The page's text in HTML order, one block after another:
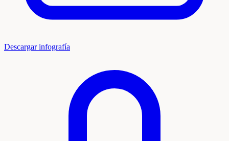
Descargar infografía